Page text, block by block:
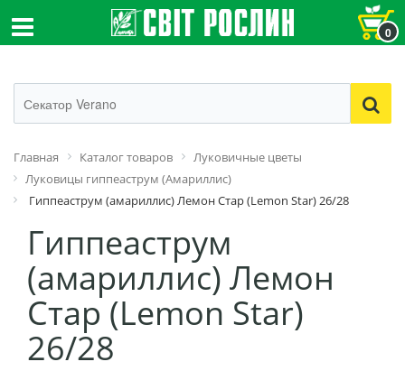
0
Главная Каталог товаров
Луковичные цветы
Луковицы гиппеаструм (Амариллис)
Гиппеаструм (амариллис) Лемон Стар (Lemon Star) 26/28
Гиппеаструм
(амариллис) Лемон
Стар (Lemon Star)
26/28